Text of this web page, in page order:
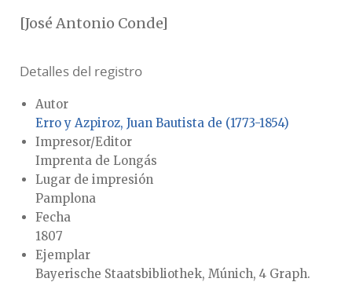
[José Antonio Conde]
Detalles del registro
Autor
Erro y Azpiroz, Juan Bautista de (1773-1854)
Impresor/Editor
Imprenta de Longás
Lugar de impresión
Pamplona
Fecha
1807
Ejemplar
Bayerische Staatsbibliothek, Múnich, 4 Graph.